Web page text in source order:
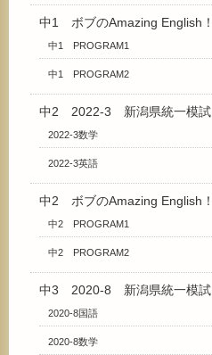
中1 ボブのAmazing English！
中1 PROGRAM1
中1 PROGRAM2
中2 2022-3 新潟県統一模試
2022-3数学
2022-3英語
中2 ボブのAmazing English！
中2 PROGRAM1
中2 PROGRAM2
中3 2020-8 新潟県統一模試
2020-8国語
2020-8数学